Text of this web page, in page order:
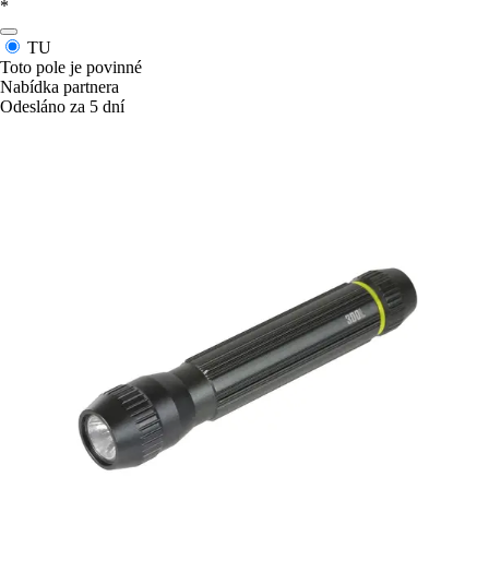
*
TU
Toto pole je povinné
Nabídka partnera
Odesláno za 5 dní